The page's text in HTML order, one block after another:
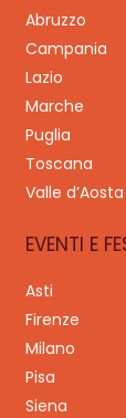
Abruzzo
Campania
Lazio
Marche
Puglia
Toscana
Valle d’Aosta
EVENTI E
Asti
Firenze
Milano
Pisa
Siena